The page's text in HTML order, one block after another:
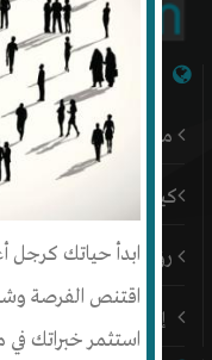
ابدأ حياتك كرجل
اقتنص الفرصة
استثمر خبراتك
شبكة إنتج
من نحن
كيف أبدأ
رؤيتنا
إتصل بنا